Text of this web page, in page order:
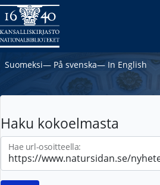
Suomeksi― På svenska― In English
Haku kokoelmasta
Hae url-osoitteella: